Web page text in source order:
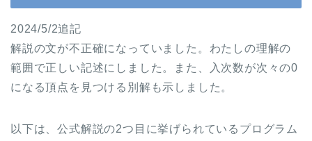
2024/5/2追記
解説の文が不正確になっていました。わたしの理解の
範囲で正しい記述にしました。また、入次数が次々の0
になる頂点を見つける別解も示しました。
以下は、公式解説の2つ目に挙げられているプログラム